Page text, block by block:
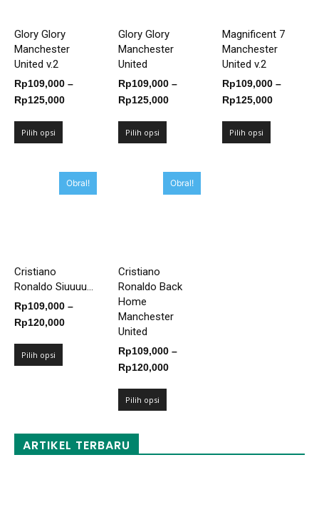
Glory Glory
Manchester
United v.2
Rp109,000 –
Rp125,000Rentang
Pilih opsi
Glory Glory
Manchester
United
Rp109,000 –
Rp125,000Rentang
Pilih opsi
Magnificent 7
Manchester
United v.2
Rp109,000 –
Rp125,000Rentang
Pilih opsi
Obral!
Cristiano
Ronaldo Siuuuu...
Rp109,000 –
Rp120,000Rentang
Pilih opsi
Obral!
Cristiano
Ronaldo Back
Home
Manchester
United
Rp109,000 –
Rp120,000Rentang
Pilih opsi
ARTIKEL TERBARU